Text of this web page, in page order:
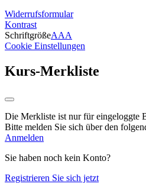
Widerrufsformular
Kontrast
SchriftgrößeAAA
Cookie Einstellungen
Kurs-Merkliste
Die Merkliste ist nur für eingeloggte
Bitte melden Sie sich über den
Anmelden
Sie haben noch kein Konto?
Registrieren Sie sich jetzt